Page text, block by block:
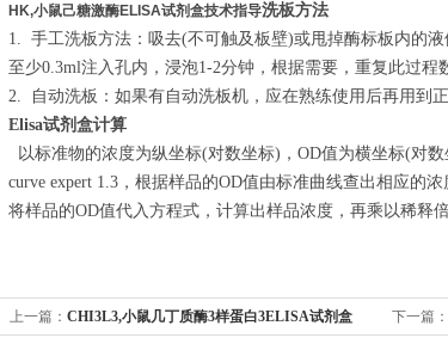
HK,小鼠己糖激酶ELISA试剂盒技术指导洗板方法
1. 手工洗板方法：吸去(不可触及板壁)或甩掉酶标板内的
至少0.3ml注入孔内，浸泡1-2分钟，根据需要，重复此过程
2. 自动洗板：如果有自动洗板机，应在熟练使用后再用到正
Elisa试剂盒计算
以标准物的浓度为纵坐标(对数坐标)，OD值为横坐标(对
curve expert 1.3，根据样品的OD值由标准曲线查出相应的
将样品的OD值代入方程式，计算出样品浓度，再乘以稀释
上一篇： CHI3L3,小鼠几丁质酶3样蛋白3ELISA试剂盒 下一篇：